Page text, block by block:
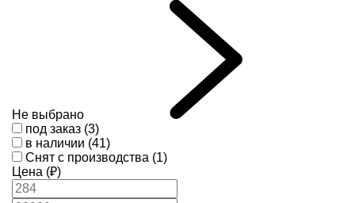
Не выбрано
под заказ (3)
в наличии (41)
Снят с производства (1)
Цена (₽)